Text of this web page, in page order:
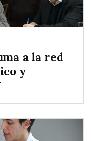
a la red
y